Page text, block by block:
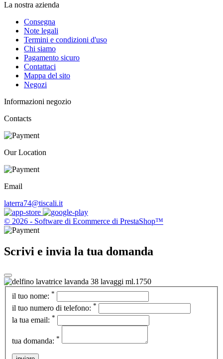
La nostra azienda
Consegna
Note legali
Termini e condizioni d'uso
Chi siamo
Pagamento sicuro
Contattaci
Mappa del sito
Negozi
Informazioni negozio
Contacts
Our Location
Email
laterra74@tiscali.it
© 2026 - Software di Ecommerce di PrestaShop™
Scrivi e invia la tua domanda
il tuo nome: *
il tuo numero di telefono: *
la tua email: *
tua domanda: *